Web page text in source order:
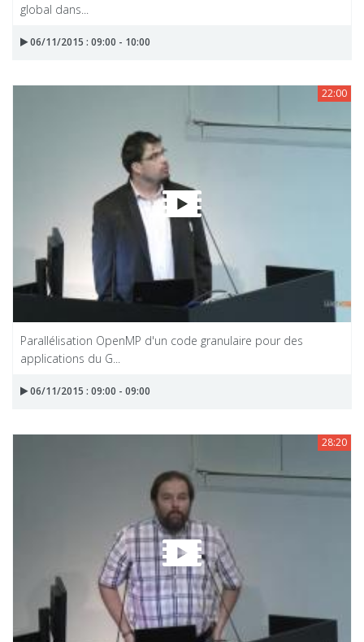
global dans...
06/11/2015 : 09:00 - 10:00
22:00
Parallélisation OpenMP d'un code granulaire pour des
applications du G...
06/11/2015 : 09:00 - 09:00
28:20